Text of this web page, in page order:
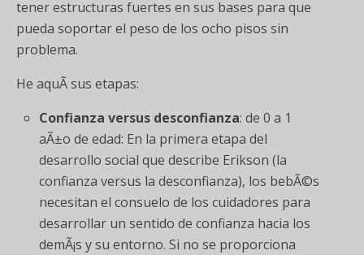
tener estructuras fuertes en sus bases para que
pueda soportar el peso de los ocho pisos sin
problema.
He aquÃ­ sus etapas:
Confianza versus desconfianza: de 0 a 1
aÃ±o de edad: En la primera etapa del
desarrollo social que describe Erikson (la
confianza versus la desconfianza), los bebÃ©s
necesitan el consuelo de los cuidadores para
desarrollar un sentido de confianza hacia los
demÃ¡s y su entorno. Si no se proporciona